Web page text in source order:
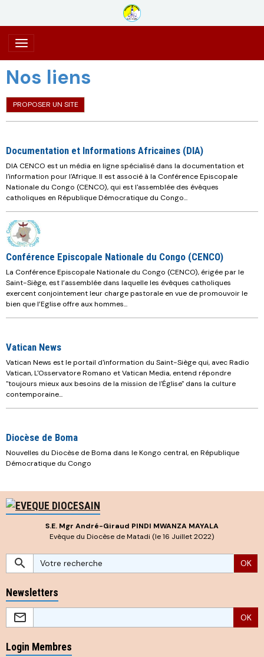
Nos liens
PROPOSER UN SITE
Documentation et Informations Africaines (DIA)
DIA CENCO est un média en ligne spécialisé dans la documentation et
l'information pour l'Afrique. Il est associé à la Conférence Episcopale
Nationale du Congo (CENCO), qui est l'assemblée des évêques
catholiques en République Démocratique du Congo...
Conférence Episcopale Nationale du Congo (CENCO)
La Conférence Episcopale Nationale du Congo (CENCO), érigée par le
Saint-Siège, est l’assemblée dans laquelle les évêques catholiques
exercent conjointement leur charge pastorale en vue de promouvoir le
bien que l’Eglise offre aux hommes...
Vatican News
Vatican News est le portail d'information du Saint-Siège qui, avec Radio
Vatican, L'Osservatore Romano et Vatican Media, entend répondre
"toujours mieux aux besoins de la mission de l'Église" dans la culture
contemporaine...
Diocèse de Boma
Nouvelles du Diocèse de Boma dans le Kongo central, en République
Démocratique du Congo
S.E. Mgr André-Giraud PINDI MWANZA MAYALA
Evêque du Diocèse de Matadi (le 16 Juillet 2022)
OK
Newsletters
OK
Login Membres